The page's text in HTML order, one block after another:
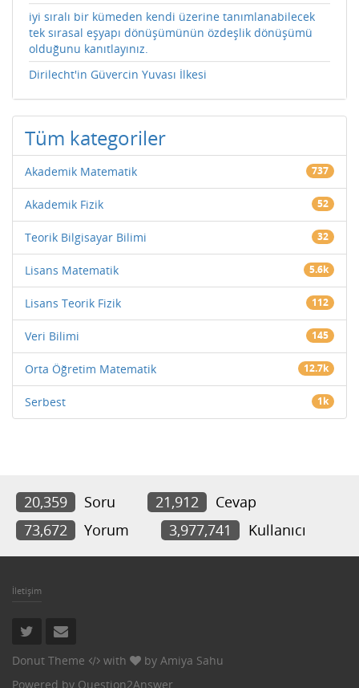
iyi sıralı bir kümeden kendi üzerine tanımlanabilecek
tek sırasal eşyapı dönüşümünün özdeşlik dönüşümü
olduğunu kanıtlayınız.
Dirilecht'in Güvercin Yuvası İlkesi
Tüm kategoriler
Akademik Matematik 737
Akademik Fizik 52
Teorik Bilgisayar Bilimi 32
Lisans Matematik 5.6k
Lisans Teorik Fizik 112
Veri Bilimi 145
Orta Öğretim Matematik 12.7k
Serbest 1k
20,359 Soru 21,912
Cevap
73,672
Yorum 3,977,741 Kullanıcı
İletişim
Donut Theme with by Amiya Sahu
Powered by Question2Answer